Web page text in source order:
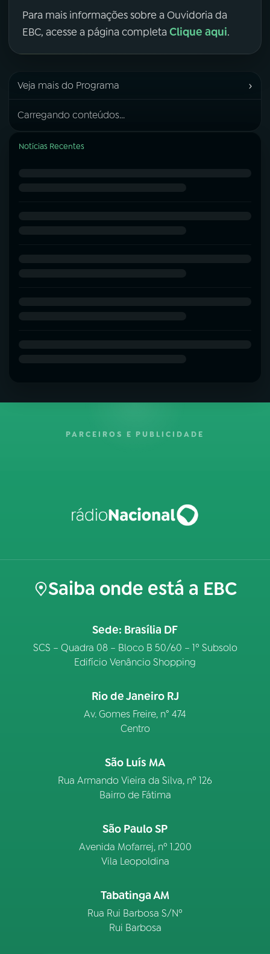
Para mais informações sobre a Ouvidoria da
EBC, acesse a página completa Clique aqui.
Veja mais do Programa ›
Carregando conteúdos...
Notícias Recentes
PARCEIROS E PUBLICIDADE
Saiba onde está a EBC
Sede: Brasília DF
SCS – Quadra 08 – Bloco B 50/60 – 1º Subsolo
Edifício Venâncio Shopping
Rio de Janeiro RJ
Av. Gomes Freire, n° 474
Centro
São Luís MA
Rua Armando Vieira da Silva, nº 126
Bairro de Fátima
São Paulo SP
Avenida Mofarrej, nº 1.200
Vila Leopoldina
Tabatinga AM
Rua Rui Barbosa S/Nº
Rui Barbosa